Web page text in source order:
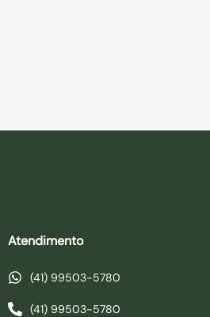
Atendimento
(41) 99503-5780
(41) 99503-5780